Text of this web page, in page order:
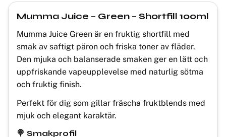
Mumma Juice – Green – Shortfill 100ml
Mumma Juice Green är en fruktig shortfill med
smak av saftigt päron och friska toner av fläder.
Den mjuka och balanserade smaken ger en lätt och
uppfriskande vapeupplevelse med naturlig sötma
och fruktig finish.
Perfekt för dig som gillar fräscha fruktblends med
mjuk och elegant karaktär.
🍭 Smakprofil